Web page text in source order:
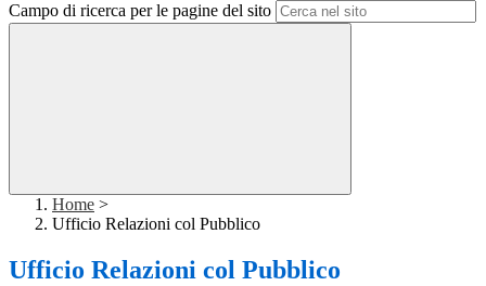
Campo di ricerca per le pagine del sito
Home >
Ufficio Relazioni col Pubblico
Ufficio Relazioni col Pubblico